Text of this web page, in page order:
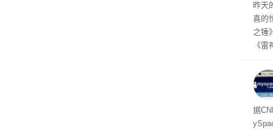
昨天
喜的
之锤
《
ox
出震
据